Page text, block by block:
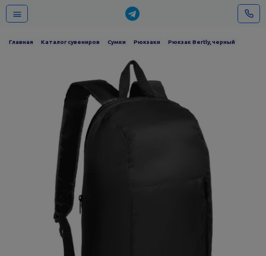
Главная Каталог сувениров Сумки Рюкзаки Рюкзак Bertly, черный